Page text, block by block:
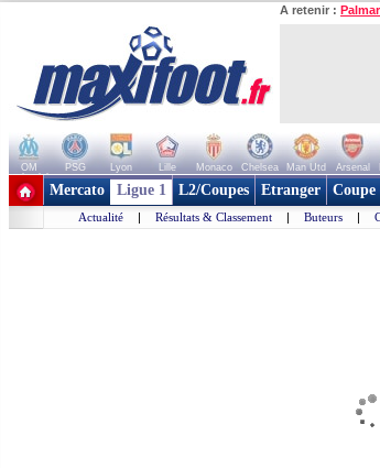
A retenir :
OM PSG Lyon Lille Monaco Chelsea Man Utd Arsenal
+ de clubs
Mercato Ligue 1 L2/Coupes Etranger
Actualité | Résultats & Classement | Buteurs |